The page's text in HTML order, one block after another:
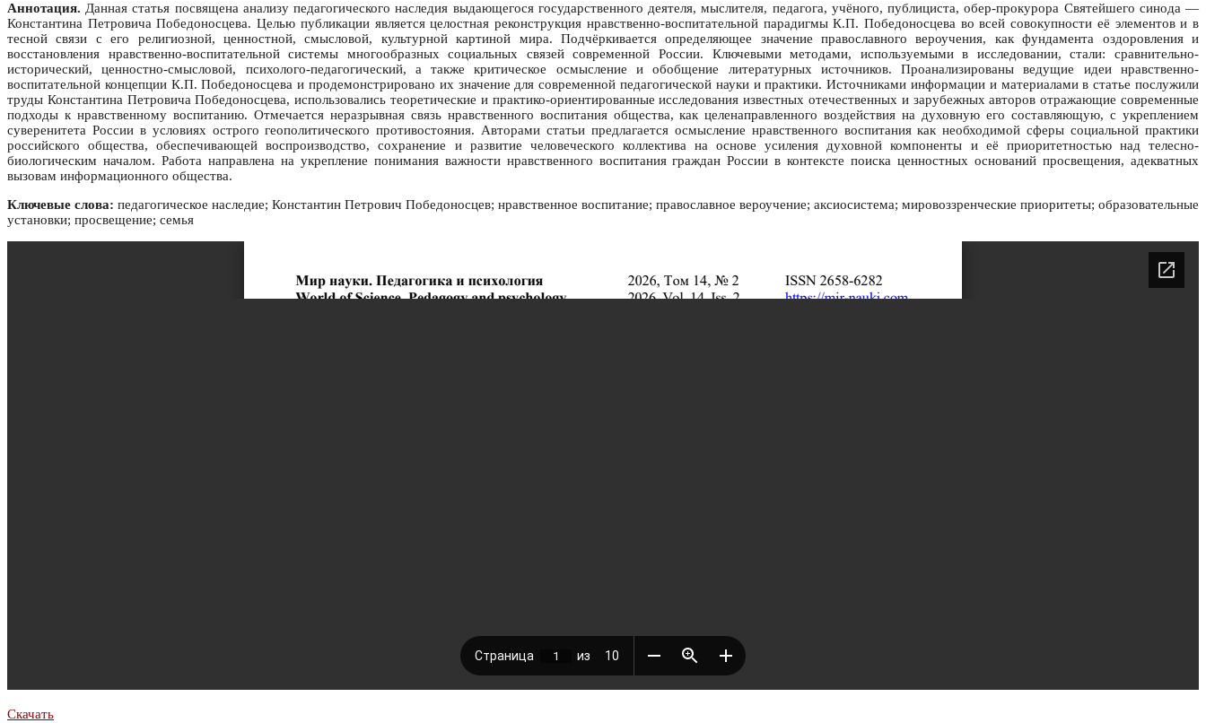
Аннотация. Данная статья посвящена анализу педагогического наследия выдающегося государственного деятеля, мыслителя, педагога, учёного, публициста, обер-прокурора Святейшего синода —
Константина Петровича Победоносцева. Целью публикации является целостная реконструкция нравственно-воспитательной парадигмы К.П. Победоносцева во всей совокупности её элементов и в
тесной связи с его религиозной, ценностной, смысловой, культурной картиной мира. Подчёркивается определяющее значение православного вероучения, как фундамента оздоровления и
восстановления нравственно-воспитательной системы многообразных социальных связей современной России. Ключевыми методами, используемыми в исследовании, стали: сравнительно-
исторический, ценностно-смысловой, психолого-педагогический, а также критическое осмысление и обобщение литературных источников. Проанализированы ведущие идеи нравственно-
воспитательной концепции К.П. Победоносцева и продемонстрировано их значение для современной педагогической науки и практики. Источниками информации и материалами в статье послужили
труды Константина Петровича Победоносцева, использовались теоретические и практико-ориентированные исследования известных отечественных и зарубежных авторов отражающие современные
подходы к нравственному воспитанию. Отмечается неразрывная связь нравственного воспитания общества, как целенаправленного воздействия на духовную его составляющую, с укреплением
суверенитета России в условиях острого геополитического противостояния. Авторами статьи предлагается осмысление нравственного воспитания как необходимой сферы социальной практики
российского общества, обеспечивающей воспроизводство, сохранение и развитие человеческого коллектива на основе усиления духовной компоненты и её приоритетностью над телесно-
биологическим началом. Работа направлена на укрепление понимания важности нравственного воспитания граждан России в контексте поиска ценностных оснований просвещения, адекватных
вызовам информационного общества.
Ключевые слова: педагогическое наследие; Константин Петрович Победоносцев; нравственное воспитание; православное вероучение; аксиосистема; мировоззренческие приоритеты; образовательные
установки; просвещение; семья
Скачать